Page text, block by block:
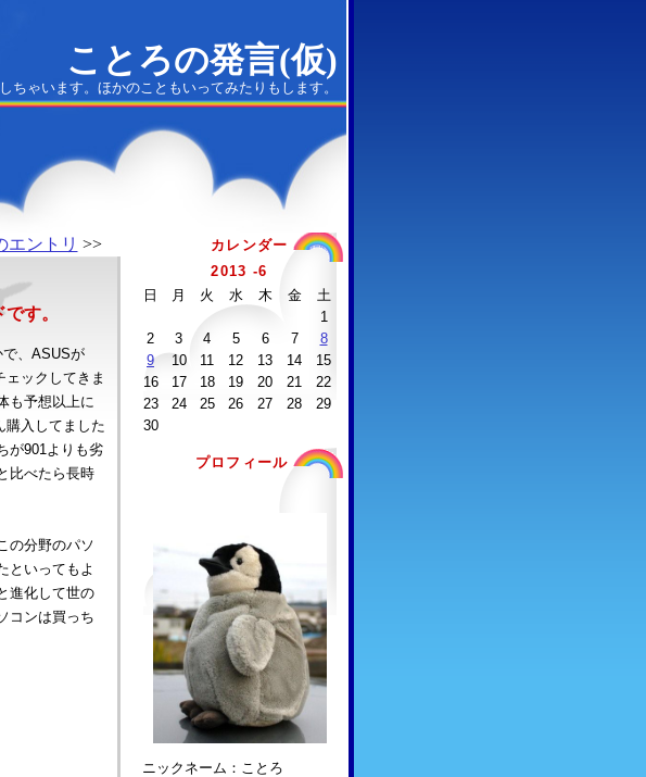
ことろの発言(仮)
ちゃいます。ほかのこともいってみたりもします。
エントリ >>
す。
、ASUSが
ェックしてきま
も予想以上に
購入してました
が901よりも劣
比べたら長時
の分野のパソ
といってもよ
進化して世の
コンは買っち
カレンダー
2013 -6
日
月 火 水 木 金
土
1
2
3 4 5 6 7
8
9
10 11 12 13 14
15
16
17 18 19 20 21
22
23
24 25 26 27 28
29
30
プロフィール
ニックネーム：ことろ